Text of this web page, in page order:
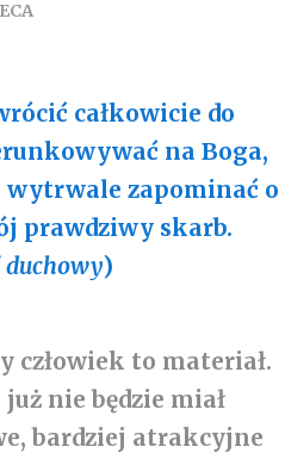
całkowicie do
na Boga,
wytrwale zapominać o
prawdziwy skarb.
duchowy)
człowiek to materiał.
nie będzie miał
bardziej atrakcyjne